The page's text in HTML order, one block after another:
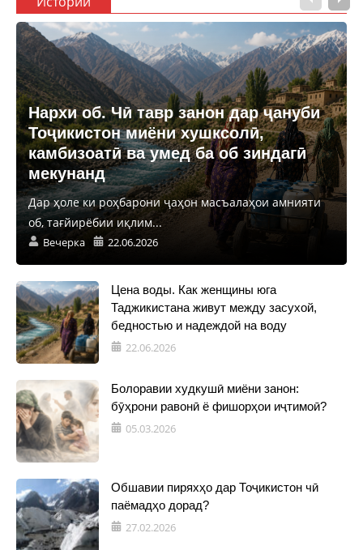
Нархи об. Чӣ тавр занон дар ҷануби
Тоҷикистон миёни хушксолӣ,
камбизоатӣ ва умед ба об зиндагӣ
мекунанд
Дар ҳоле ки роҳбарони ҷаҳон масъалаҳои амнияти
об, тағйирёбии иқлим...
Вечерка 22.06.2026
Цена воды. Как женщины юга
Таджикистана живут между засухой,
бедностью и надеждой на воду
22.06.2026
Болоравии худкушӣ миёни занон:
бӯҳрони равонӣ ё фишорҳои иҷтимоӣ?
05.03.2026
Обшавии пиряхҳо дар Тоҷикистон чӣ
паёмадҳо дорад?
27.02.2026